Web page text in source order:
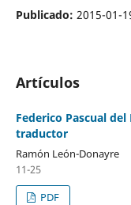
Publicado: 2015-01-
Artículos
Federico Pascual
traductor
Ramón León-Donayre
11-25
PDF